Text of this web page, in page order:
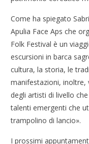
Come ha spiegato
Apulia Face Aps che
Folk Festival è un
escursioni in barca
cultura, la storia, le
manifestazioni, inoltre,
degli artisti di livello
talenti emergenti che
trampolino di lancio».
I prossimi